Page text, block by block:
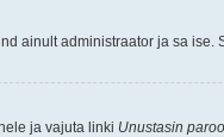
ainult administraator ja sa ise.
ja vajuta linki Unustasin